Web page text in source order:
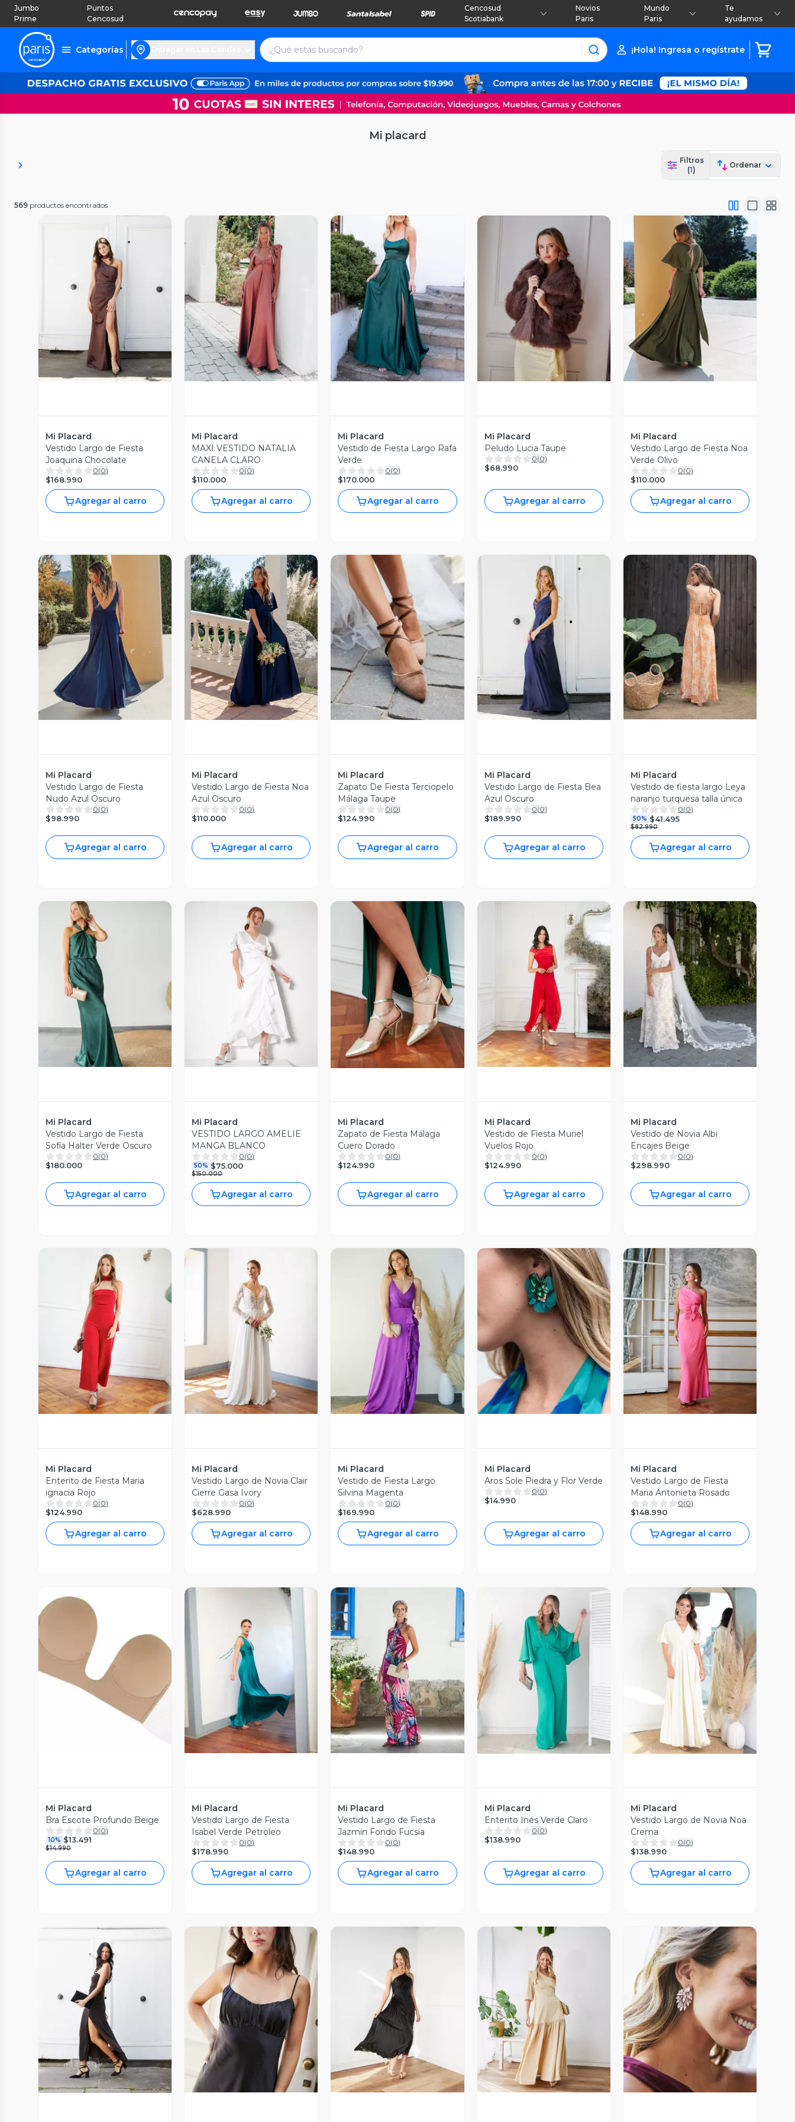
Jumbo
Prime
Puntos
Cencosud
Cencosud
Scotiabank
Novios
Paris
Mundo
Paris
Te
ayudamos
Categorías ¡Hola! Ingresa o regístrate
Mi placard
Filtros
(1)
Ordenar
569 productos encontrados
Vista Previa
Mi Placard
Vestido Largo de Fiesta
Joaquina Chocolate
0(0)
$168.990
Agregar al carro
Vista Previa
Mi Placard
MAXI VESTIDO NATALIA
CANELA CLARO
0(0)
$110.000
Agregar al carro
Vista Previa
Mi Placard
Vestido de Fiesta Largo Rafa
Verde
0(0)
$170.000
Agregar al carro
Vista Previa
Mi Placard
Peludo Lucia Taupe
0(0)
$68.990
Agregar al carro
Vista Previa
Mi Placard
Vestido Largo de Fiesta Noa
Verde Olivo
0(0)
$110.000
Agregar al carro
Vista Previa
Mi Placard
Vestido Largo de Fiesta
Nudo Azul Oscuro
0(0)
$98.990
Agregar al carro
Vista Previa
Mi Placard
Vestido Largo de Fiesta Noa
Azul Oscuro
0(0)
$110.000
Agregar al carro
Vista Previa
Mi Placard
Zapato De Fiesta Terciopelo
Málaga Taupe
0(0)
$124.990
Agregar al carro
Vista Previa
Mi Placard
Vestido Largo de Fiesta Bea
Azul Oscuro
0(0)
$189.990
Agregar al carro
Vista Previa
Mi Placard
Vestido de fiesta largo Leya
naranjo turquesa talla única
0(0)
50% $41.495
$82.990
Agregar al carro
Vista Previa
Mi Placard
Vestido Largo de Fiesta
Sofía Halter Verde Oscuro
0(0)
$180.000
Agregar al carro
Vista Previa
Mi Placard
VESTIDO LARGO AMELIE
MANGA BLANCO
0(0)
50% $75.000
$150.000
Agregar al carro
Vista Previa
Mi Placard
Zapato de Fiesta Málaga
Cuero Dorado
0(0)
$124.990
Agregar al carro
Vista Previa
Mi Placard
Vestido de Fiesta Muriel
Vuelos Rojo
0(0)
$124.990
Agregar al carro
Vista Previa
Mi Placard
Vestido de Novia Albi
Encajes Beige
0(0)
$298.990
Agregar al carro
Vista Previa
Mi Placard
Enterito de Fiesta Maria
ignacia Rojo
0(0)
$124.990
Agregar al carro
Vista Previa
Mi Placard
Vestido Largo de Novia Clair
Cierre Gasa Ivory
0(0)
$628.990
Agregar al carro
Vista Previa
Mi Placard
Vestido de Fiesta Largo
Silvina Magenta
0(0)
$169.990
Agregar al carro
Vista Previa
Mi Placard
Aros Sole Piedra y Flor Verde
0(0)
$14.990
Agregar al carro
Vista Previa
Mi Placard
Vestido Largo de Fiesta
Maria Antonieta Rosado
0(0)
$148.990
Agregar al carro
Vista Previa
Mi Placard
Bra Escote Profundo Beige
0(0)
10% $13.491
$14.990
Agregar al carro
Vista Previa
Mi Placard
Vestido Largo de Fiesta
Isabel Verde Petroleo
0(0)
$178.990
Agregar al carro
Vista Previa
Mi Placard
Vestido Largo de Fiesta
Jazmin Fondo Fucsia
0(0)
$148.990
Agregar al carro
Vista Previa
Mi Placard
Enterito Inés Verde Claro
0(0)
$138.990
Agregar al carro
Vista Previa
Mi Placard
Vestido Largo de Novia Noa
Crema
0(0)
$138.990
Agregar al carro
Vista Previa Vista Previa Vista Previa Vista Previa Vista Previa